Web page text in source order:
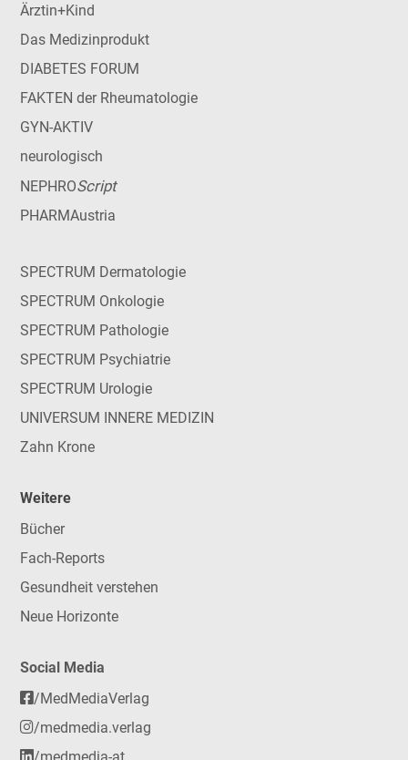
Ärztin+Kind
Das Medizinprodukt
DIABETES FORUM
FAKTEN der Rheumatologie
GYN-AKTIV
neurologisch
NEPHROScript
PHARMAustria
SPECTRUM Dermatologie
SPECTRUM Onkologie
SPECTRUM Pathologie
SPECTRUM Psychiatrie
SPECTRUM Urologie
UNIVERSUM INNERE MEDIZIN
Zahn Krone
Weitere
Bücher
Fach-Reports
Gesundheit verstehen
Neue Horizonte
Social Media
/MedMediaVerlag
/medmedia.verlag